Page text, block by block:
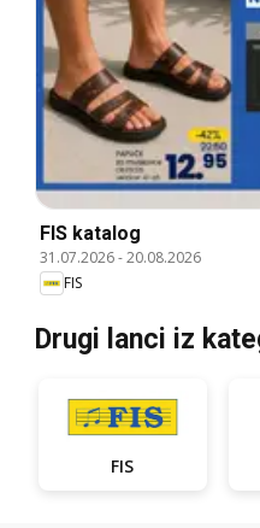
FIS katalog
31.07.2026-20.08.2026
FIS
Drugi lanci iz
FIS